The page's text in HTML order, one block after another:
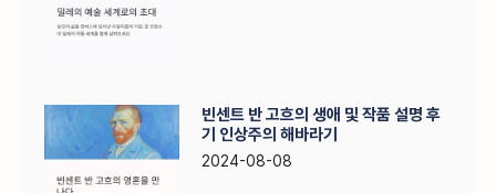
빈센트 반 고흐의 생애 및 작품 설명 후
기 인상주의 해바라기
2024-08-08